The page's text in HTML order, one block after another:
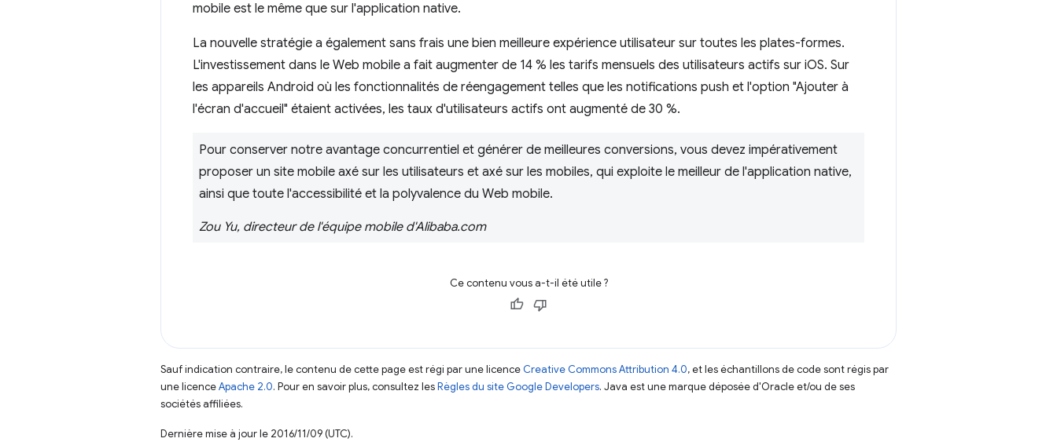
mobile est le même que sur l'application native.
La nouvelle stratégie a également sans frais une bien meilleure expérience utilisateur sur toutes les plates-formes.
L'investissement dans le Web mobile a fait augmenter de 14 % les tarifs mensuels des utilisateurs actifs sur iOS. Sur
les appareils Android où les fonctionnalités de réengagement telles que les notifications push et l'option "Ajouter à
l'écran d'accueil" étaient activées, les taux d'utilisateurs actifs ont augmenté de 30 %.
Pour conserver notre avantage concurrentiel et générer de meilleures conversions, vous devez impérativement
proposer un site mobile axé sur les utilisateurs et axé sur les mobiles, qui exploite le meilleur de l'application native,
ainsi que toute l'accessibilité et la polyvalence du Web mobile.
Zou Yu, directeur de l'équipe mobile d'Alibaba.com
Ce contenu vous a-t-il été utile ?
Sauf indication contraire, le contenu de cette page est régi par une licence Creative Commons Attribution 4.0, et les échantillons de code sont régis par
une licenceApache 2.0. Pour en savoir plus, consultez lesRègles du site Google Developers. Java est une marque déposée d'Oracle et/ou de ses
sociétés affiliées.
Dernière mise à jour le 2016/11/09 (UTC).